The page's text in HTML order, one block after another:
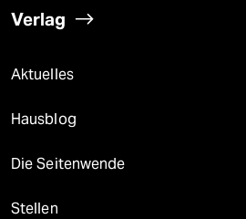
Verlag
Aktuelles
Hausblog
Die Seitenwende
Stellen